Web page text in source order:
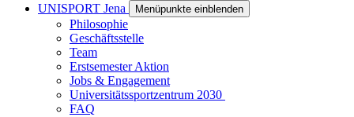
UNISPORT Jena
Menüpunkte einblenden
Philosophie
Geschäftsstelle
Team
Erstsemester Aktion
Jobs & Engagement
Universitätssportzentrum 2030
FAQ